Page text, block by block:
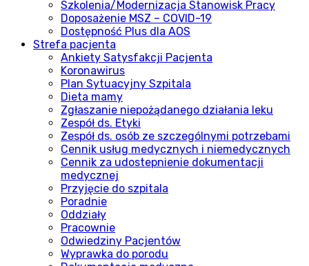
Szkolenia/Modernizacja Stanowisk Pracy
Doposażenie MSZ – COVID-19
Dostępność Plus dla AOS
Strefa pacjenta
Ankiety Satysfakcji Pacjenta
Koronawirus
Plan Sytuacyjny Szpitala
Dieta mamy
Zgłaszanie niepożądanego działania leku
Zespół ds. Etyki
Zespół ds. osób ze szczególnymi potrzebami
Cennik usług medycznych i niemedycznych
Cennik za udostepnienie dokumentacji
medycznej
Przyjęcie do szpitala
Poradnie
Oddziały
Pracownie
Odwiedziny Pacjentów
Wyprawka do porodu